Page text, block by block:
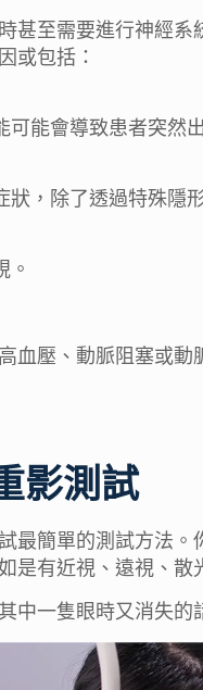
甚至需要進行神經
或包括：
能會導致患者突然
，除了透過特殊隱
。
血壓、動脈阻塞或
影測試
最簡單的測試方法
是有近視、遠視、散
中一隻眼時又消失的